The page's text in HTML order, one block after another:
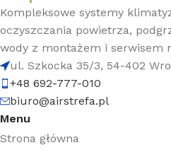
Kompleksowe systemy
oczyszczania powietrza,
wody z montażem i serwisem
ul. Szkocka 35/3, 54-402
+48 692-777-010
biuro@airstrefa.pl
Menu
Strona główna